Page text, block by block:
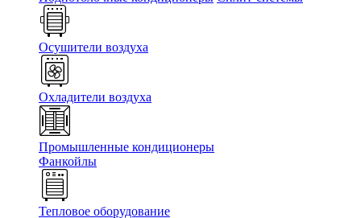
Осушители воздуха
Охладители воздуха
Промышленные кондиционеры
Фанкойлы
Тепловое оборудование